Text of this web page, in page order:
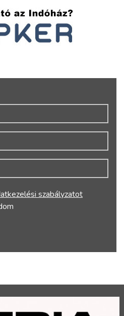
szabályzatot